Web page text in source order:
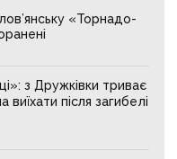
«Торнадо-
з Дружківки триває
виїхати після загибелі